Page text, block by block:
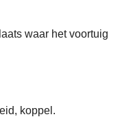
waar het voortuig
koppel.